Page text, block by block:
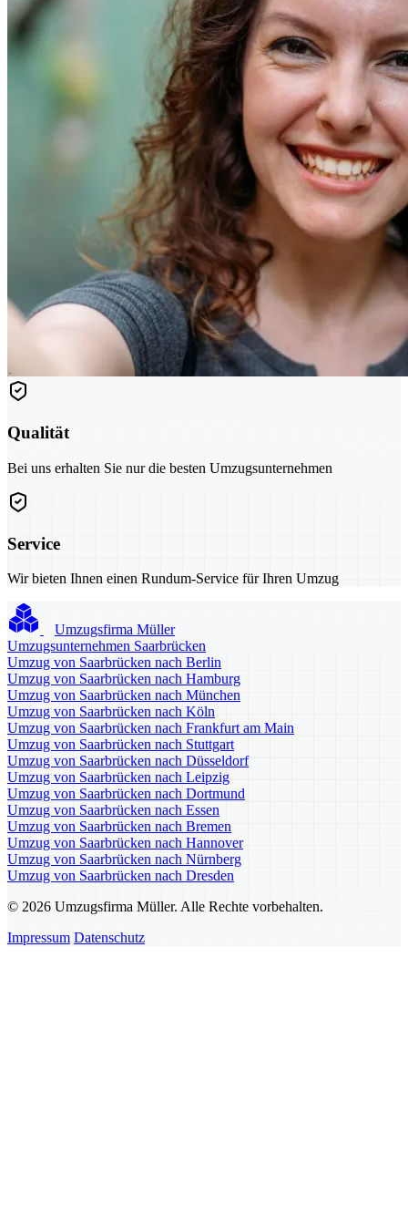
Qualität
Bei uns erhalten Sie nur die besten Umzugsunternehmen
Service
Wir bieten Ihnen einen Rundum-Service für Ihren Umzug
Umzugsfirma Müller
Umzugsunternehmen Saarbrücken
Umzug von Saarbrücken nach Berlin
Umzug von Saarbrücken nach Hamburg
Umzug von Saarbrücken nach München
Umzug von Saarbrücken nach Köln
Umzug von Saarbrücken nach Frankfurt am Main
Umzug von Saarbrücken nach Stuttgart
Umzug von Saarbrücken nach Düsseldorf
Umzug von Saarbrücken nach Leipzig
Umzug von Saarbrücken nach Dortmund
Umzug von Saarbrücken nach Essen
Umzug von Saarbrücken nach Bremen
Umzug von Saarbrücken nach Hannover
Umzug von Saarbrücken nach Nürnberg
Umzug von Saarbrücken nach Dresden
© 2026 Umzugsfirma Müller. Alle Rechte vorbehalten.
Impressum Datenschutz